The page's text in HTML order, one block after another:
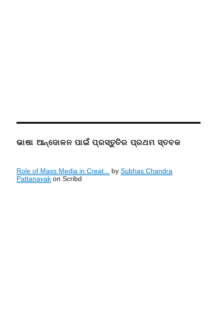
ଭାଷା ଆନ୍ଦୋଳନ ପାଇଁ ପ୍ରସ୍ତୁତିର ପ୍ରଥମ ସ୍ତବକ
Role of Mass Media in Creat... bySubhas Chandra
Pattanayak on Scribd